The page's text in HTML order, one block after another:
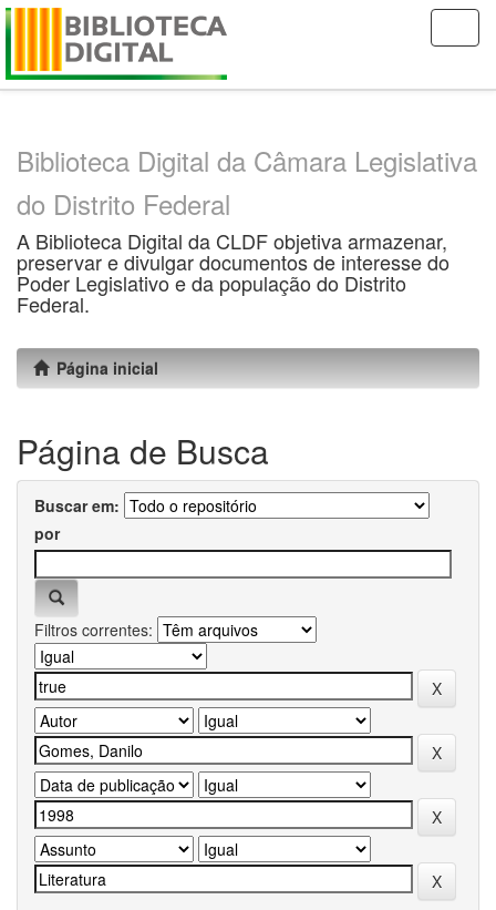
Skip
Biblioteca Digital da Câmara Legislativa
do Distrito Federal
A Biblioteca Digital da CLDF objetiva armazenar,
preservar e divulgar documentos de interesse do
Poder Legislativo e da população do Distrito
Federal.
Página inicial
Página de Busca
Buscar em:
por
Filtros correntes: